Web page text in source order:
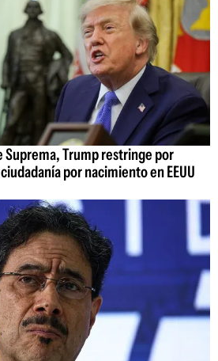
Suprema, Trump restringe por
por nacimiento en EEUU